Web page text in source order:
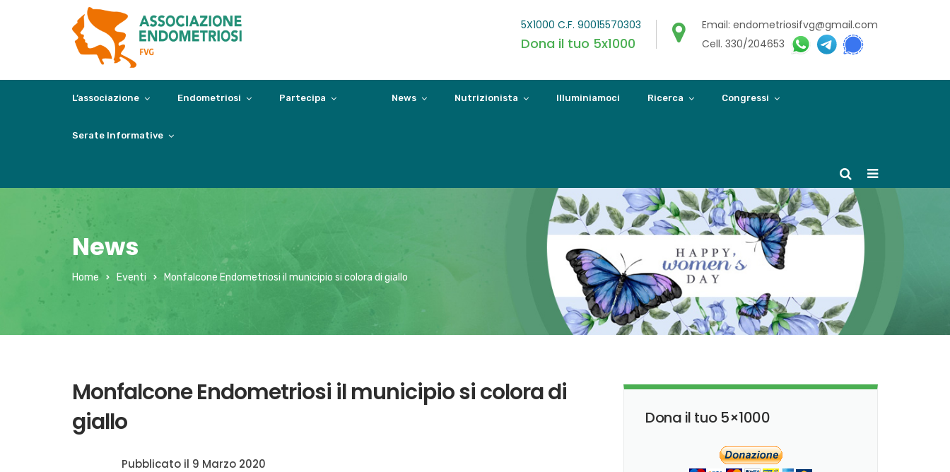
5X1000 C.F. 90015570303
Dona il tuo 5x1000
Email: endometriosifvg@gmail.com
Cell. 330/204653
L’associazione Endometriosi Partecipa News Nutrizionista Illuminiamoci Ricerca Congressi
Serate Informative
News
Home Eventi Monfalcone Endometriosi il municipio si colora di giallo
Monfalcone Endometriosi il municipio si colora di
giallo
Pubblicato il 9 Marzo 2020
Dona il tuo 5×1000